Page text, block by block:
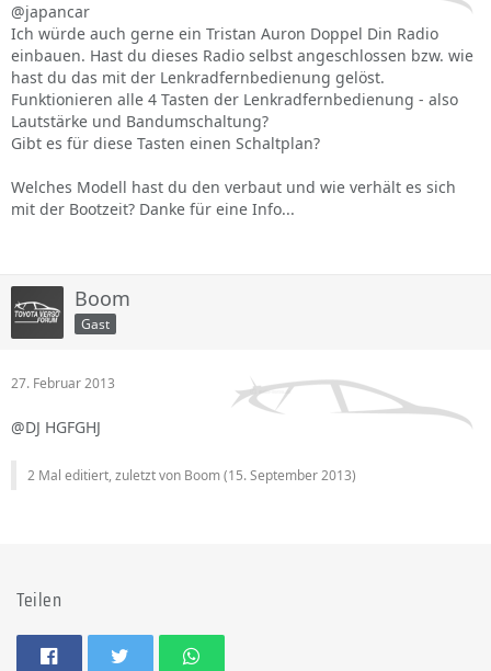
@japancar
Ich würde auch gerne ein Tristan Auron Doppel Din Radio
einbauen. Hast du dieses Radio selbst angeschlossen bzw. wie
hast du das mit der Lenkradfernbedienung gelöst.
Funktionieren alle 4 Tasten der Lenkradfernbedienung - also
Lautstärke und Bandumschaltung?
Gibt es für diese Tasten einen Schaltplan?
Welches Modell hast du den verbaut und wie verhält es sich
mit der Bootzeit? Danke für eine Info...
Boom
Gast
27. Februar 2013
@DJ HGFGHJ
2 Mal editiert, zuletzt von Boom (15. September 2013)
Teilen